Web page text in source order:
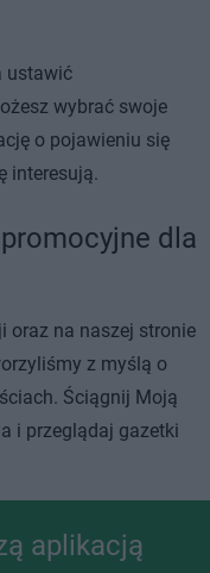
ustawić
wybrać swoje
o pojawieniu się
interesują.
dla
oraz na naszej stronie
z myślą o
Ściągnij Moją
i przeglądaj gazetki
aplikacją